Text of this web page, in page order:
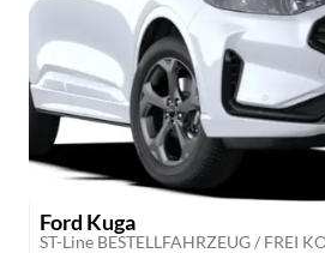
Ford Kuga
ST-Line BESTELLFAHRZEUG / FREI